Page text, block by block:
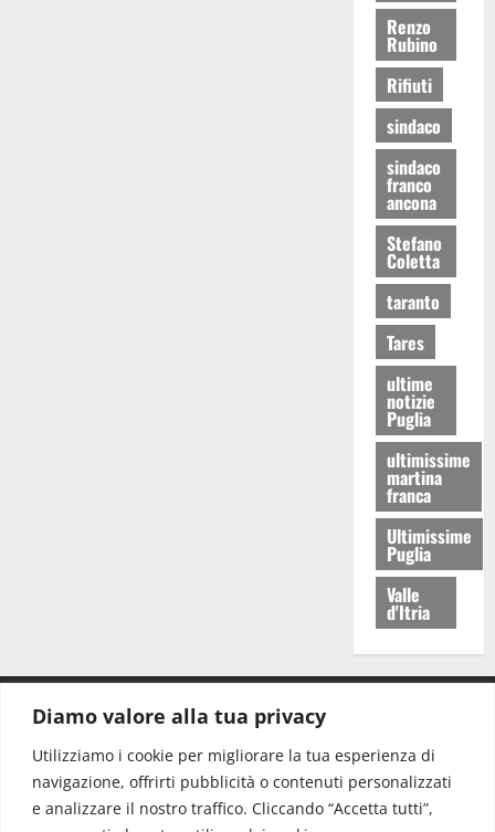
Diamo valore alla tua privacy
Utilizziamo i cookie per migliorare la tua esperienza di
navigazione, offrirti pubblicità o contenuti personalizzati
e analizzare il nostro traffico. Cliccando “Accetta tutti”,
Renzo
Rubino
Rifiuti
sindaco
sindaco
franco
ancona
Stefano
Coletta
taranto
Tares
ultime
notizie
Puglia
ultimissime
martina
franca
Ultimissime
Puglia
Valle
d'Itria
Redazione: redazione@www.martinasera.it
Direttore:direttore@www.martinasera.it